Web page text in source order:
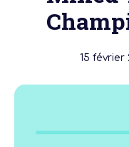
15 février